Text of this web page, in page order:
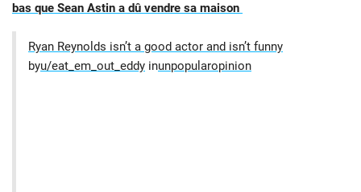
bas que Sean Astin a dû vendre sa maison
Ryan Reynolds isn’t a good actor and isn’t funny
byu/eat_em_out_eddy inunpopularopinion